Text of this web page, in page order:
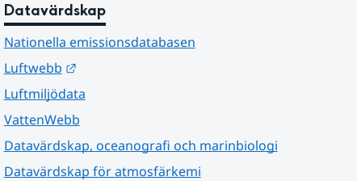
Datavärdskap
Nationella emissionsdatabasen
Luftwebb
Länk till annan webbplats.
Luftmiljödata
VattenWebb
Datavärdskap, oceanografi och marinbiologi
Datavärdskap för atmosfärkemi